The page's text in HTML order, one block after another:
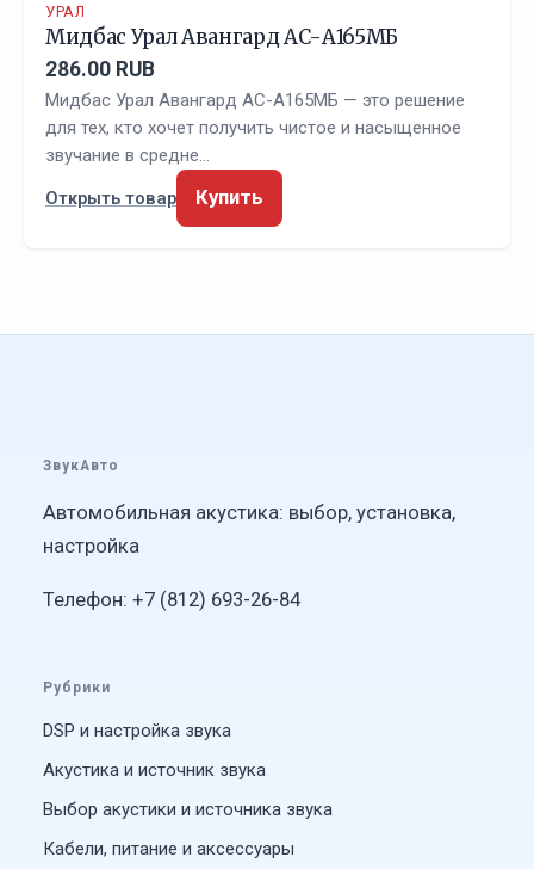
УРАЛ
Мидбас Урал Авангард АС-А165МБ
286.00 RUB
Мидбас Урал Авангард АС-А165МБ — это решение
для тех, кто хочет получить чистое и насыщенное
звучание в средне…
Открыть товар
Купить
ЗвукАвто
Автомобильная акустика: выбор, установка,
настройка
Телефон: +7 (812) 693-26-84
Рубрики
DSP и настройка звука
Акустика и источник звука
Выбор акустики и источника звука
Кабели, питание и аксессуары